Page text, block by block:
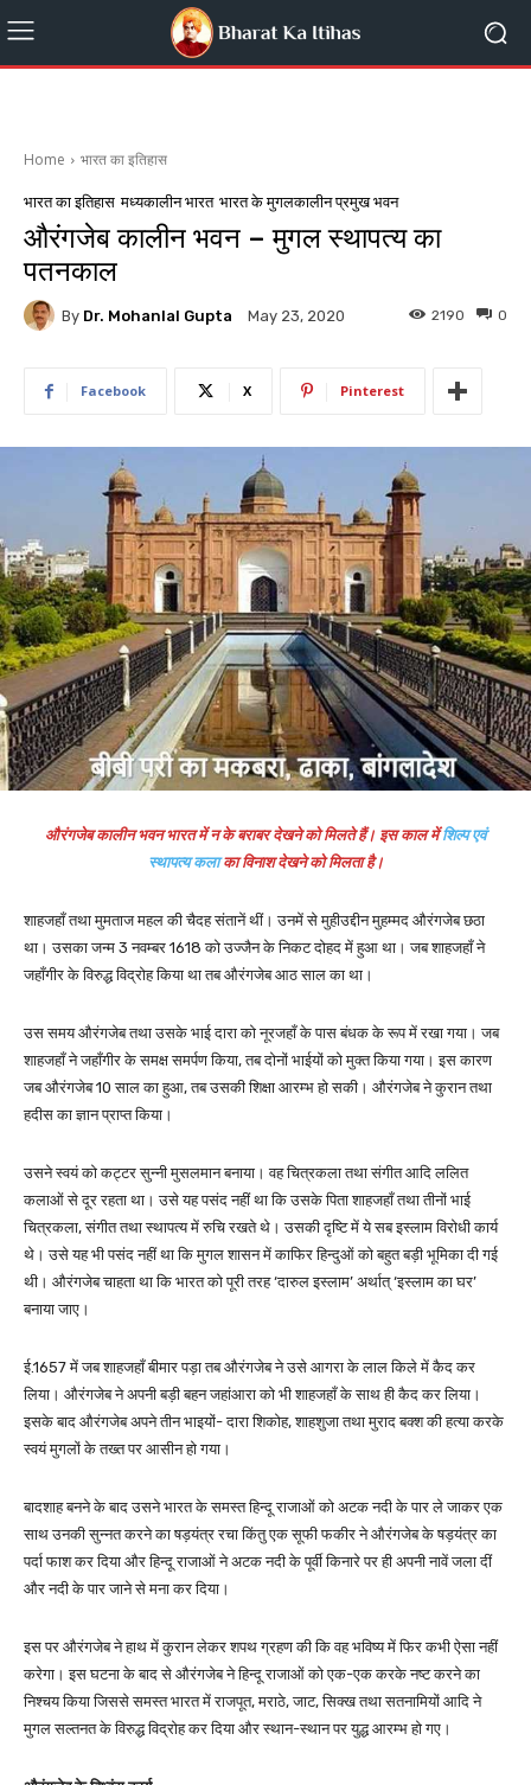
Home भारत का इतिहास
भारत का इतिहास मध्यकालीन भारत भारत के मुगलकालीन प्रमुख भवन
औरंगजेब कालीन भवन – मुगल स्थापत्य का
पतनकाल
By Dr. Mohanlal Gupta May 23, 2020 0
2190
Facebook X Pinterest
औरंगजेब कालीन भवन भारत में न के बराबर देखने को मिलते हैं। इस काल मेंशिल्प एवं
स्थापत्य कलाका विनाश देखने को मिलता है।
शाहजहाँ तथा मुमताज महल की चैदह संतानें थीं। उनमें से मुहीउद्दीन मुहम्मद औरंगजेब छठा
था। उसका जन्म 3 नवम्बर 1618 को उज्जैन के निकट दोहद में हुआ था। जब शाहजहाँ ने
जहाँगीर के विरुद्ध विद्रोह किया था तब औरंगजेब आठ साल का था।
उस समय औरंगजेब तथा उसके भाई दारा को नूरजहाँ के पास बंधक के रूप में रखा गया। जब
शाहजहाँ ने जहाँगीर के समक्ष समर्पण किया, तब दोनों भाईयों को मुक्त किया गया। इस कारण
जब औरंगजेब 10 साल का हुआ, तब उसकी शिक्षा आरम्भ हो सकी। औरंगजेब ने कुरान तथा
हदीस का ज्ञान प्राप्त किया।
उसने स्वयं को कट्टर सुन्नी मुसलमान बनाया। वह चित्रकला तथा संगीत आदि ललित
कलाओं से दूर रहता था। उसे यह पसंद नहीं था कि उसके पिता शाहजहाँ तथा तीनों भाई
चित्रकला, संगीत तथा स्थापत्य में रुचि रखते थे। उसकी दृष्टि में ये सब इस्लाम विरोधी कार्य
थे। उसे यह भी पसंद नहीं था कि मुगल शासन में काफिर हिन्दुओं को बहुत बड़ी भूमिका दी गई
थी। औरंगजेब चाहता था कि भारत को पूरी तरह ‘दारुल इस्लाम’ अर्थात् ‘इस्लाम का घर’
बनाया जाए।
ई.1657 में जब शाहजहाँ बीमार पड़ा तब औरंगजेब ने उसे आगरा के लाल किले में कैद कर
लिया। औरंगजेब ने अपनी बड़ी बहन जहांआरा को भी शाहजहाँ के साथ ही कैद कर लिया।
इसके बाद औरंगजेब अपने तीन भाइयों- दारा शिकोह, शाहशुजा तथा मुराद बक्श की हत्या करके
स्वयं मुगलों के तख्त पर आसीन हो गया।
बादशाह बनने के बाद उसने भारत के समस्त हिन्दू राजाओं को अटक नदी के पार ले जाकर एक
साथ उनकी सुन्नत करने का षड़यंत्र रचा किंतु एक सूफी फकीर ने औरंगजेब के षड़यंत्र का
पर्दा फाश कर दिया और हिन्दू राजाओं ने अटक नदी के पूर्वी किनारे पर ही अपनी नावें जला दीं
और नदी के पार जाने से मना कर दिया।
इस पर औरंगजेब ने हाथ में कुरान लेकर शपथ ग्रहण की कि वह भविष्य में फिर कभी ऐसा नहीं
करेगा। इस घटना के बाद से औरंगजेब ने हिन्दू राजाओं को एक-एक करके नष्ट करने का
निश्चय किया जिससे समस्त भारत में राजपूत, मराठे, जाट, सिक्ख तथा सतनामियों आदि ने
मुगल सल्तनत के विरुद्ध विद्रोह कर दिया और स्थान-स्थान पर युद्ध आरम्भ हो गए।